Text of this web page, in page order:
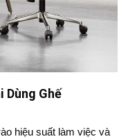
Dùng Ghế
hiệu suất làm việc và